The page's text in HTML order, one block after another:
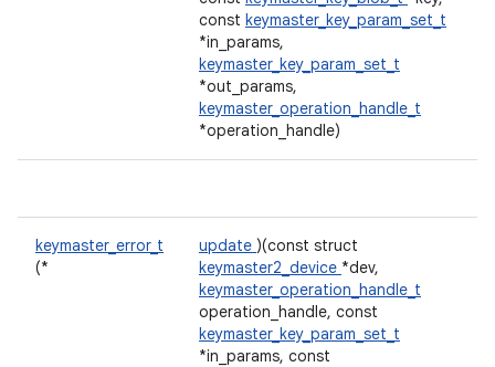
const keymaster_key_param_set_t
*in_params,
keymaster_key_param_set_t
*out_params,
keymaster_operation_handle_t
*operation_handle)
keymaster_error_t
(*
update )(const struct
keymaster2_device *dev,
keymaster_operation_handle_t
operation_handle, const
keymaster_key_param_set_t
*in_params, const